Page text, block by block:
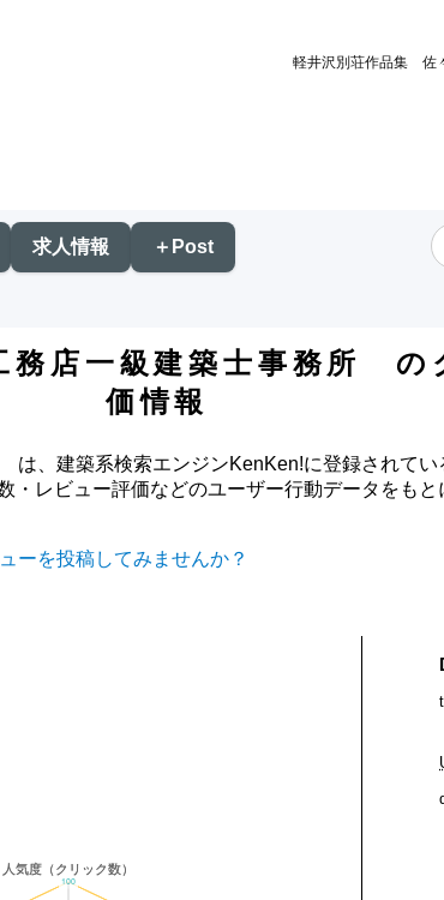
軽井沢別荘作品集 佐
求人情報 ＋Post
店一級建築士事務所 の
価情報
、建築系検索エンジンKenKen!に登録されてい
・レビュー評価などのユーザー行動データをも
ーを投稿してみませんか？